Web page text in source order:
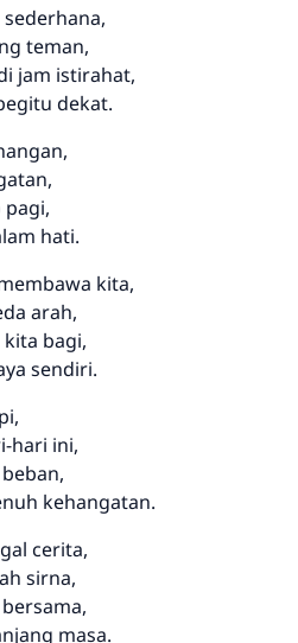
teman,
jam istirahat,
dekat.
hati.
kita,
arah,
bagi,
sendiri.
hari ini,
kehangatan.
cerita,
sirna,
masa.